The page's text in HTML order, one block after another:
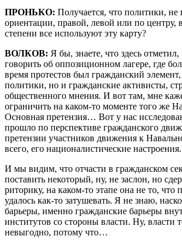
ПРОНЬКО: Получается, что политики, не
ориентации, правой, левой или по центру,
степени все используют эту карту?
ВОЛКОВ: Я бы, знаете, что здесь
говорить об оппозиционном лагере, где
время протестов был гражданский элемент,
политики, но и гражданские активисты,
общественного мнения. И вот там, мне
ограничить на каком-то моменте того же
Основная претензия… Вот у нас
прошло по перспективе гражданского
претензии участников движения к
всего, его националистические настроения.
И мы видим, что отчасти в гражданском
поставить некоторый, ну, не заслон, но
риторику, на каком-то этапе она не то, что
удалось как-то затушевать. Я не знаю,
барьеры, именно гражданские барьеры
институтов со стороны власти. Ну, власти
невыгодно, потому что…